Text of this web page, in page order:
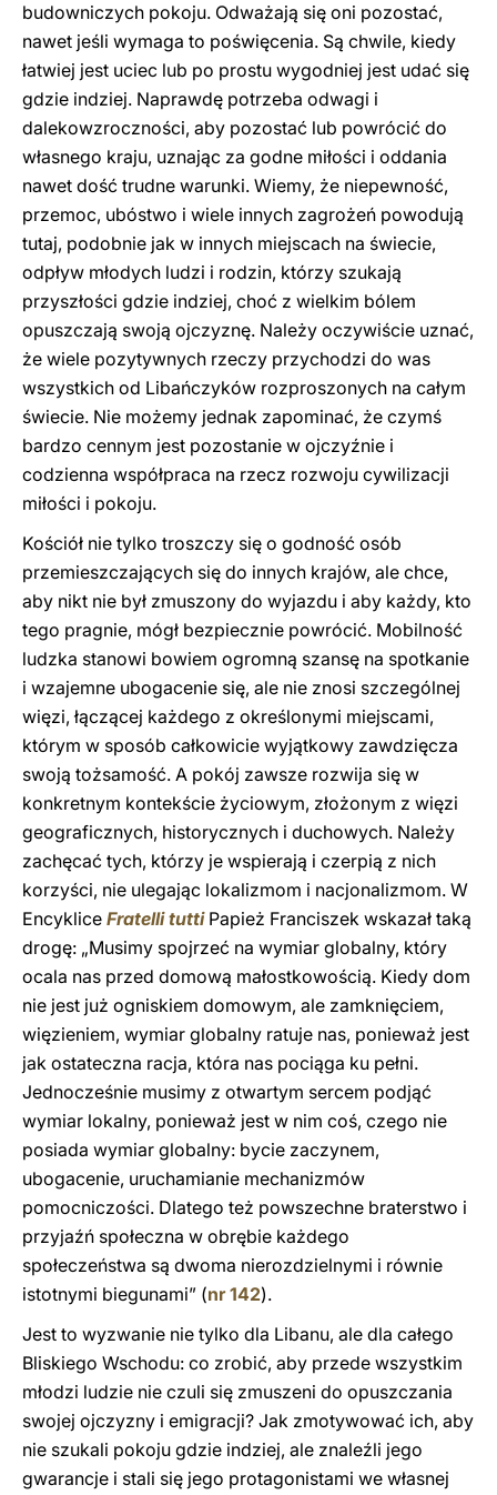
budowniczych pokoju. Odważają się oni pozostać,
nawet jeśli wymaga to poświęcenia. Są chwile, kiedy
łatwiej jest uciec lub po prostu wygodniej jest udać się
gdzie indziej. Naprawdę potrzeba odwagi i
dalekowzroczności, aby pozostać lub powrócić do
własnego kraju, uznając za godne miłości i oddania
nawet dość trudne warunki. Wiemy, że niepewność,
przemoc, ubóstwo i wiele innych zagrożeń powodują
tutaj, podobnie jak w innych miejscach na świecie,
odpływ młodych ludzi i rodzin, którzy szukają
przyszłości gdzie indziej, choć z wielkim bólem
opuszczają swoją ojczyznę. Należy oczywiście uznać,
że wiele pozytywnych rzeczy przychodzi do was
wszystkich od Libańczyków rozproszonych na całym
świecie. Nie możemy jednak zapominać, że czymś
bardzo cennym jest pozostanie w ojczyźnie i
codzienna współpraca na rzecz rozwoju cywilizacji
miłości i pokoju.
Kościół nie tylko troszczy się o godność osób
przemieszczających się do innych krajów, ale chce,
aby nikt nie był zmuszony do wyjazdu i aby każdy, kto
tego pragnie, mógł bezpiecznie powrócić. Mobilność
ludzka stanowi bowiem ogromną szansę na spotkanie
i wzajemne ubogacenie się, ale nie znosi szczególnej
więzi, łączącej każdego z określonymi miejscami,
którym w sposób całkowicie wyjątkowy zawdzięcza
swoją tożsamość. A pokój zawsze rozwija się w
konkretnym kontekście życiowym, złożonym z więzi
geograficznych, historycznych i duchowych. Należy
zachęcać tych, którzy je wspierają i czerpią z nich
korzyści, nie ulegając lokalizmom i nacjonalizmom. W
Encyklice Fratelli tutti Papież Franciszek wskazał taką
drogę: „Musimy spojrzeć na wymiar globalny, który
ocala nas przed domową małostkowością. Kiedy dom
nie jest już ogniskiem domowym, ale zamknięciem,
więzieniem, wymiar globalny ratuje nas, ponieważ jest
jak ostateczna racja, która nas pociąga ku pełni.
Jednocześnie musimy z otwartym sercem podjąć
wymiar lokalny, ponieważ jest w nim coś, czego nie
posiada wymiar globalny: bycie zaczynem,
ubogacenie, uruchamianie mechanizmów
pomocniczości. Dlatego też powszechne braterstwo i
przyjaźń społeczna w obrębie każdego
społeczeństwa są dwoma nierozdzielnymi i równie
istotnymi biegunami” (nr 142).
Jest to wyzwanie nie tylko dla Libanu, ale dla całego
Bliskiego Wschodu: co zrobić, aby przede wszystkim
młodzi ludzie nie czuli się zmuszeni do opuszczania
swojej ojczyzny i emigracji? Jak zmotywować ich, aby
nie szukali pokoju gdzie indziej, ale znaleźli jego
gwarancje i stali się jego protagonistami we własnej